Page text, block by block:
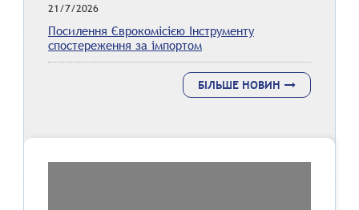
21/7/2026
Посилення Єврокомісією Інструменту
спостереження за імпортом
БІЛЬШЕ НОВИН